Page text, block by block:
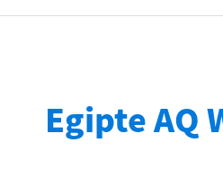
Egipte AQ